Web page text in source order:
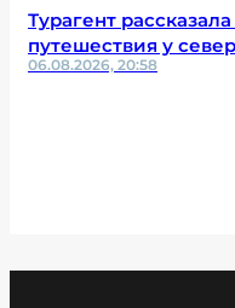
Турагент
путешествия у
06.08.2026, 20:58